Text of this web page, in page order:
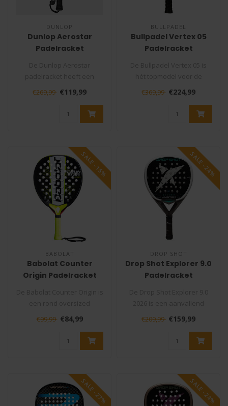
DUNLOP
Dunlop Aerostar
Padelracket
Super-premium 16K Carbon
constructie vo..
€269,99 €119,99
BULLPADEL
Bullpadel Vertex 05
Padelracket
ambitieuze padelspeler die
€369,99 €224,99
SALE -15%
BABOLAT
Babolat Counter
Origin Padelracket
padelracket voor beginners
€99,99 €84,99
SALE -24%
DROP SHOT
Drop Shot Explorer 9.0
Padelracket
padelracket voor
intermediate e..
€209,99 €159,99
SALE -27% SALE -24%